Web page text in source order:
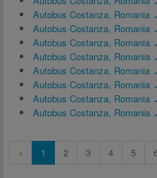
Autobus Costanza, Romania
Autobus Costanza, Romania
Autobus Costanza, Romania
Autobus Costanza, Romania
Autobus Costanza, Romania
Autobus Costanza, Romania
Autobus Costanza, Romania
Autobus Costanza, Romania
« 1 2 3 4 5